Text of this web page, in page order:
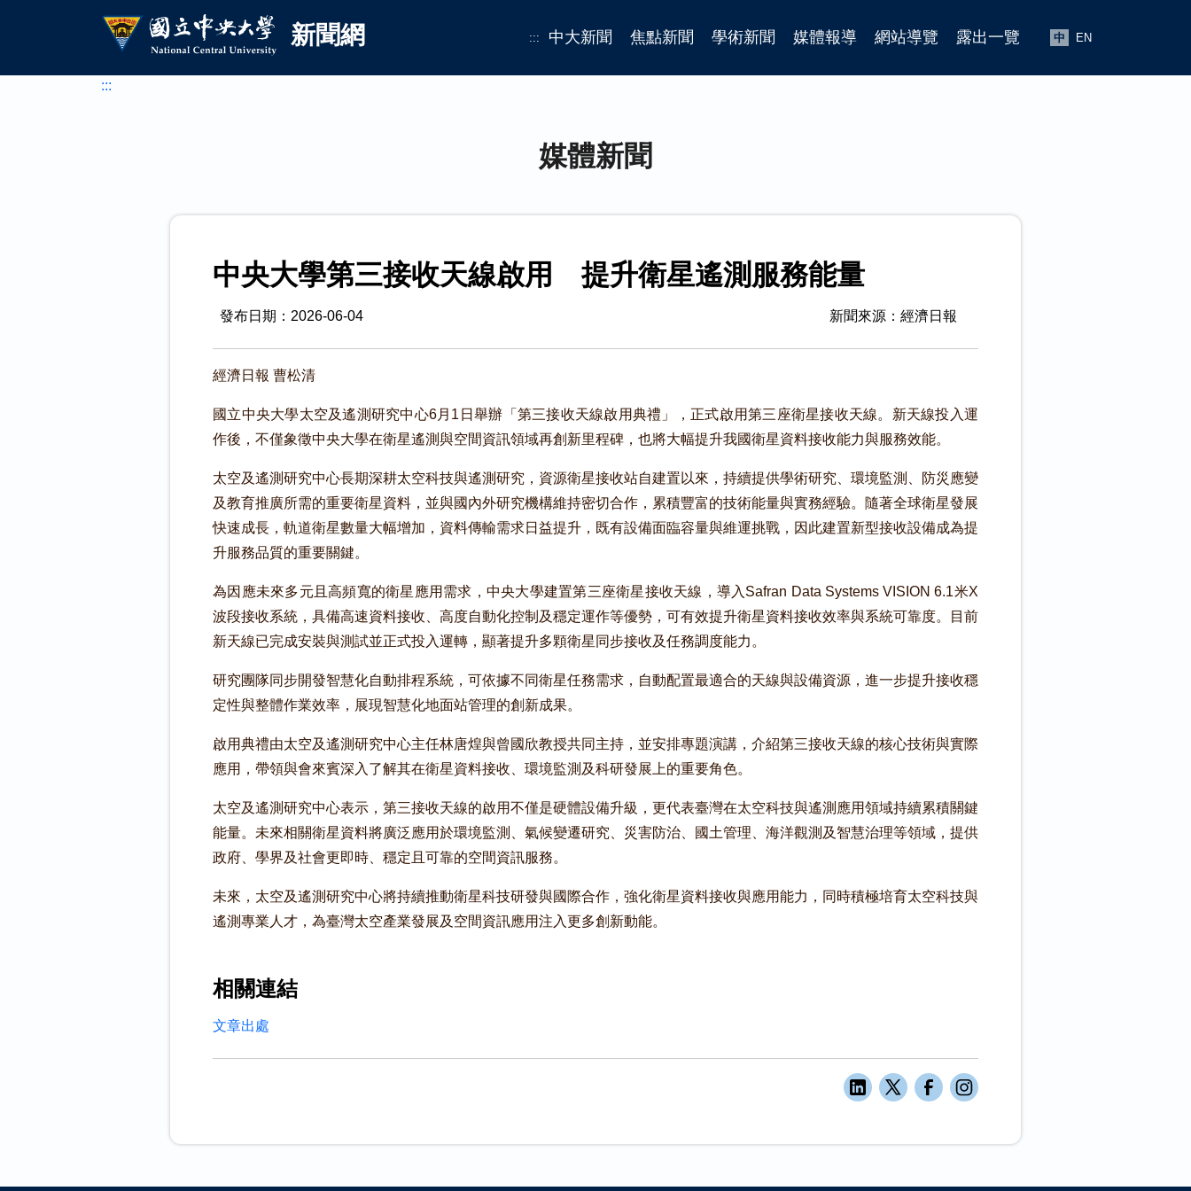
國立中央大學新聞網新聞網 ::: 中大新聞 焦點新聞 學術新聞 媒體報導 網站導覽 露出一覽 中 EN
:::
媒體新聞
中央大學第三接收天線啟用 提升衛星遙測服務能量
發布日期：2026-06-04 新聞來源：經濟日報
經濟日報 曹松清
國立中央大學太空及遙測研究中心6月1日舉辦「第三接收天線啟用典禮」，正式啟用第三座衛星接收天線。新天線投入運
作後，不僅象徵中央大學在衛星遙測與空間資訊領域再創新里程碑，也將大幅提升我國衛星資料接收能力與服務效能。
太空及遙測研究中心長期深耕太空科技與遙測研究，資源衛星接收站自建置以來，持續提供學術研究、環境監測、防災應變
及教育推廣所需的重要衛星資料，並與國內外研究機構維持密切合作，累積豐富的技術能量與實務經驗。隨著全球衛星發展
快速成長，軌道衛星數量大幅增加，資料傳輸需求日益提升，既有設備面臨容量與維運挑戰，因此建置新型接收設備成為提
升服務品質的重要關鍵。
為因應未來多元且高頻寬的衛星應用需求，中央大學建置第三座衛星接收天線，導入Safran Data Systems VISION 6.1米X
波段接收系統，具備高速資料接收、高度自動化控制及穩定運作等優勢，可有效提升衛星資料接收效率與系統可靠度。目前
新天線已完成安裝與測試並正式投入運轉，顯著提升多顆衛星同步接收及任務調度能力。
研究團隊同步開發智慧化自動排程系統，可依據不同衛星任務需求，自動配置最適合的天線與設備資源，進一步提升接收穩
定性與整體作業效率，展現智慧化地面站管理的創新成果。
啟用典禮由太空及遙測研究中心主任林唐煌與曾國欣教授共同主持，並安排專題演講，介紹第三接收天線的核心技術與實際
應用，帶領與會來賓深入了解其在衛星資料接收、環境監測及科研發展上的重要角色。
太空及遙測研究中心表示，第三接收天線的啟用不僅是硬體設備升級，更代表臺灣在太空科技與遙測應用領域持續累積關鍵
能量。未來相關衛星資料將廣泛應用於環境監測、氣候變遷研究、災害防治、國土管理、海洋觀測及智慧治理等領域，提供
政府、學界及社會更即時、穩定且可靠的空間資訊服務。
未來，太空及遙測研究中心將持續推動衛星科技研發與國際合作，強化衛星資料接收與應用能力，同時積極培育太空科技與
遙測專業人才，為臺灣太空產業發展及空間資訊應用注入更多創新動能。
相關連結
文章出處